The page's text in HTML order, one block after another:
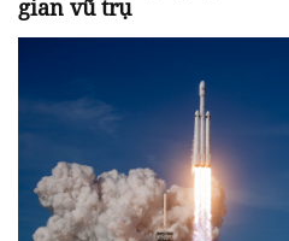
gian vũ trụ